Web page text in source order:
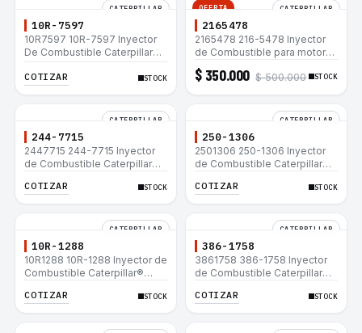
CATERPILLAR
10R-7597
10R7597 10R-7597 Inyector
De Combustible Caterpillar®
320C 320C L
COTIZAR STOCK
OFERTA CATERPILLAR
2165478
2165478 216-5478 Inyector
de Combustible para motor
Caterpillar 3044C
minicargador 236B 246B
$ 350.000 $ 500.000 STOCK
CATERPILLAR
244-7715
2447715 244-7715 Inyector
de Combustible Caterpillar®
980H
COTIZAR STOCK
CATERPILLAR
250-1306
2501306 250-1306 Inyector
de Combustible Caterpillar®
3516C 854G 992G
COTIZAR STOCK
CATERPILLAR
10R-1288
10R1288 10R-1288 Inyector de
Combustible Caterpillar®
3516C 854G 992G
COTIZAR STOCK
CATERPILLAR
386-1758
3861758 386-1758 Inyector
de Combustible Caterpillar®
3516C 854G 992G
COTIZAR STOCK